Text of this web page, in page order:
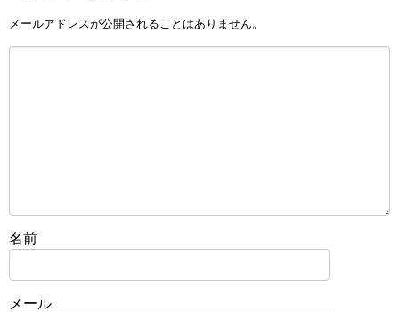
メールアドレスが公開されることはありません。
名前
メール